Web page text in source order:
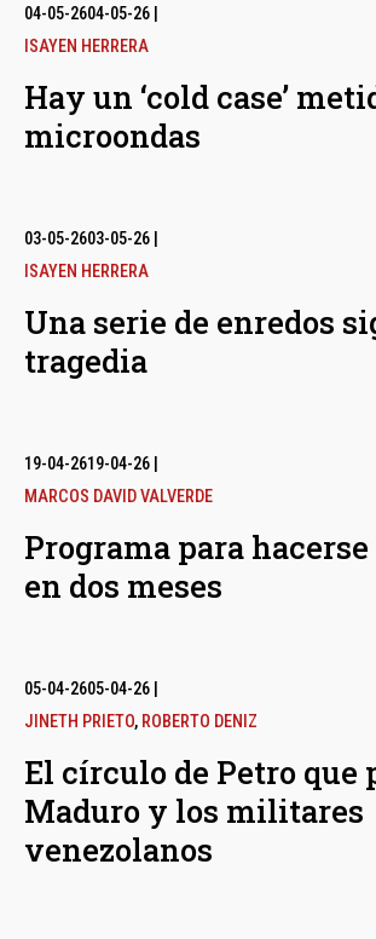
04-05-2604-05-26
ISAYEN HERRERA
Hay un ‘cold case’
microondas
03-05-2603-05-26
ISAYEN HERRERA
Una serie de enredos
tragedia
19-04-2619-04-26
MARCOS DAVID VALVERDE
Programa para
en dos meses
05-04-2605-04-26
JINETH PRIETO, ROBERTO DENIZ
El círculo de Petro que
Maduro y los militares
venezolanos